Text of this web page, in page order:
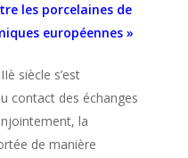
les porcelaines de
européennes »
siècle s’est
contact des échanges
la
de manière